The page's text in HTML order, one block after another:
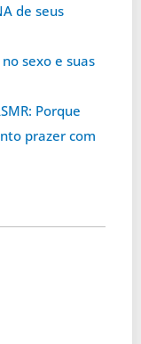
de seus
sexo e suas
Porque
prazer com